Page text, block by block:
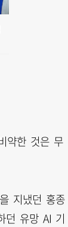
약한 것은 무
지냈던 홍종
던 유망 AI 기